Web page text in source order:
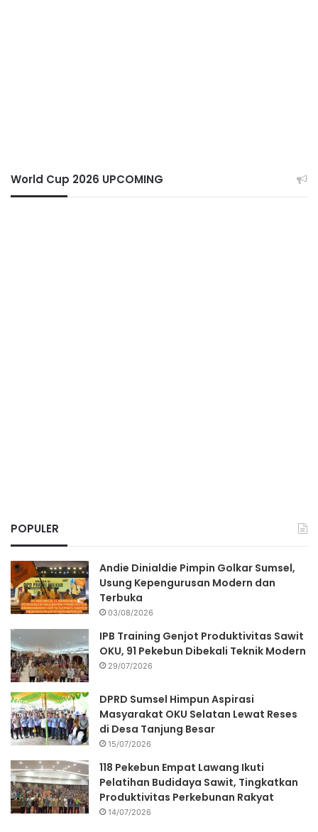
World Cup 2026 UPCOMING
POPULER
Andie Dinialdie Pimpin Golkar Sumsel,
Usung Kepengurusan Modern dan
Terbuka
03/08/2026
IPB Training Genjot Produktivitas Sawit
OKU, 91 Pekebun Dibekali Teknik Modern
29/07/2026
DPRD Sumsel Himpun Aspirasi
Masyarakat OKU Selatan Lewat Reses
di Desa Tanjung Besar
15/07/2026
118 Pekebun Empat Lawang Ikuti
Pelatihan Budidaya Sawit, Tingkatkan
Produktivitas Perkebunan Rakyat
14/07/2026